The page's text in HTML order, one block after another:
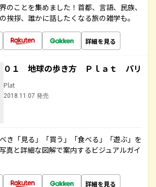
のことを集めました！首都、言語、民族、
挨拶、誰かに話したくなる旅の雑学も。
詳細を見る
０１ 地球の歩き方 Ｐｌａｔ パリ
Plat
2018.11.07 発売
き「見る」「買う」「食べる」「遊ぶ」を
真と詳細な図解で案内するビジュアルガイ
詳細を見る